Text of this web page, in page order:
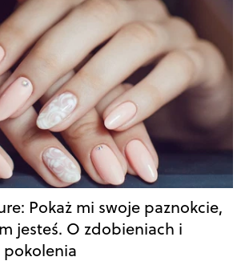
Pokaż mi swoje paznokcie,
jesteś. O zdobieniach i